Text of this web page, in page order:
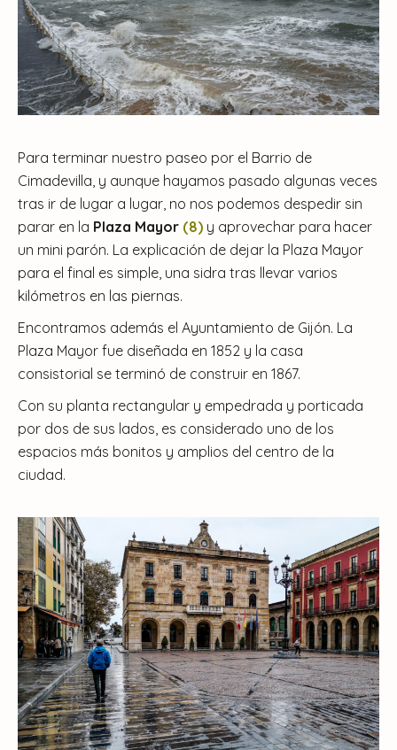
Para terminar nuestro paseo por el Barrio de
Cimadevilla, y aunque hayamos pasado algunas veces
tras ir de lugar a lugar, no nos podemos despedir sin
parar en la Plaza Mayor (8) y aprovechar para hacer
un mini parón. La explicación de dejar la Plaza Mayor
para el final es simple, una sidra tras llevar varios
kilómetros en las piernas.
Encontramos además el Ayuntamiento de Gijón. La
Plaza Mayor fue diseñada en 1852 y la casa
consistorial se terminó de construir en 1867.
Con su planta rectangular y empedrada y porticada
por dos de sus lados, es considerado uno de los
espacios más bonitos y amplios del centro de la
ciudad.